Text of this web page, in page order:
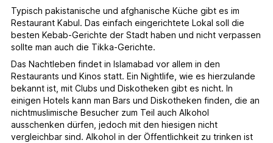
Typisch pakistanische und afghanische Küche gibt es im
Restaurant Kabul. Das einfach eingerichtete Lokal soll die
besten Kebab-Gerichte der Stadt haben und nicht verpassen
sollte man auch die Tikka-Gerichte.
Das Nachtleben findet in Islamabad vor allem in den
Restaurants und Kinos statt. Ein Nightlife, wie es hierzulande
bekannt ist, mit Clubs und Diskotheken gibt es nicht. In
einigen Hotels kann man Bars und Diskotheken finden, die an
nichtmuslimische Besucher zum Teil auch Alkohol
ausschenken dürfen, jedoch mit den hiesigen nicht
vergleichbar sind. Alkohol in der Öffentlichkeit zu trinken ist